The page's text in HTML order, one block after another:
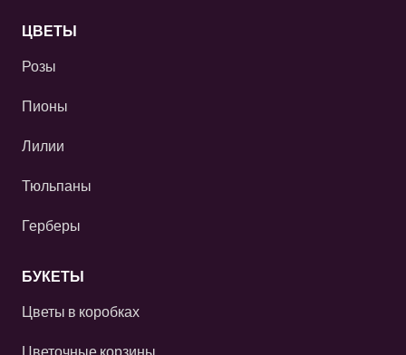
ЦВЕТЫ
Розы
Пионы
Лилии
Тюльпаны
Герберы
БУКЕТЫ
Цветы в коробках
Цветочные корзины